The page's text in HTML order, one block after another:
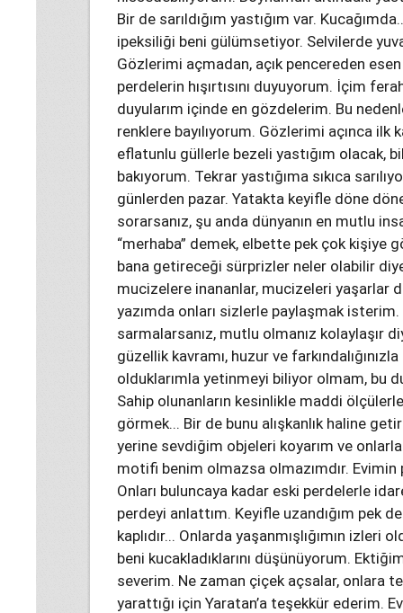
Bir de sarıldığım yastığım var.
ipeksiliği beni gülümsetiyor. Selvilerde
Gözlerimi açmadan, açık pencereden
perdelerin hışırtısını duyuyorum. İçim
duyularım içinde en gözdelerim. Bu
renklere bayılıyorum. Gözlerimi açınca ilk
eflatunlu güllerle bezeli yastığım olacak,
bakıyorum. Tekrar yastığıma sıkıca
günlerden pazar. Yatakta keyifle döne
sorarsanız, şu anda dünyanın en mutlu
“merhaba” demek, elbette pek çok kişiye
bana getireceği sürprizler neler olabilir
mucizelere inananlar, mucizeleri yaşarlar
yazımda onları sizlerle paylaşmak
sarmalarsanız, mutlu olmanız kolaylaşır
güzellik kavramı, huzur ve
olduklarımla yetinmeyi biliyor olmam, bu
Sahip olunanların kesinlikle maddi
görmek... Bir de bunu alışkanlık haline
yerine sevdiğim objeleri koyarım ve
motifi benim olmazsa olmazımdır.
Onları buluncaya kadar eski perdelerle
perdeyi anlattım. Keyifle uzandığım pek
kaplıdır... Onlarda yaşanmışlığımın
beni kucakladıklarını düşünüyorum.
severim. Ne zaman çiçek açsalar, onlara
yarattığı için Yaratan’a teşekkür ederim.